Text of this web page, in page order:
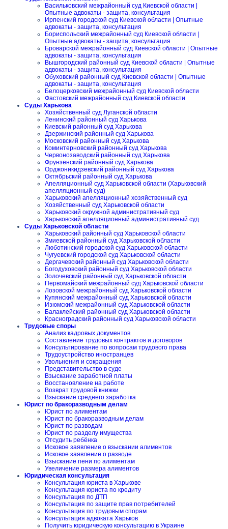
Васильковский межрайонный суд Киевской области |
Опытные адвокаты - защита, консультация
Ирпенский городской суд Киевской области | Опытные
адвокаты - защита, консультация
Бориспольский межрайонный суд Киевской области |
Опытные адвокаты - защита, консультация
Броварской межрайонный суд Киевской области | Опытные
адвокаты - защита, консультация
Вышгородский районный суд Киевской области | Опытные
адвокаты - защита, консультация
Обуховский районный суд Киевской области | Опытные
адвокаты - защита, консультация
Белоцерковский межрайонный суд Киевской области
Фастовский межрайонный суд Киевской области
Суды Харькова
Хозяйственный суд Луганской области
Ленинский районный суд Харькова
Киевский районный суд Харькова
Дзержинский районный суд Харькова
Московский районный суд Харькова
Коминтерновский районный суд Харькова
Червонозаводский районный суд Харькова
Фрунзенский районный суд Харькова
Орджоникидзевский районный суд Харькова
Октябрьский районный суд Харькова
Апелляционный суд Харьковской области (Харьковский
апелляционный суд)
Харьковский апелляционный хозяйственный суд
Хозяйственный суд Харьковской области
Харьковский окружной административный суд
Харьковский апелляционный административный суд
Суды Харьковской области
Харьковский районный суд Харьковской области
Змиевской районный суд Харьковской области
Люботинский городской суд Харьковской области
Чугуевский городской суд Харьковской области
Дергачевский районный суд Харьковской области
Богодуховский районный суд Харьковской области
Золочевский районный суд Харьковской области
Первомайский межрайонный суд Харьковской области
Лозовской межрайонный суд Харьковской области
Купянский межрайонный суд Харьковской области
Изюмский межрайонный суд Харьковской области
Балаклейский районный суд Харьковской области
Красноградский районный суд Харьковской области
Трудовые споры
Анализ кадровых документов
Составление трудовых контрактов и договоров
Консультирование по вопросам трудового права
Трудоустройство иностранцев
Увольнения и сокращения
Представительство в суде
Взыскание заработной платы
Восстановление на работе
Возврат трудовой книжки
Взыскание среднего заработка
Юрист по бракоразводным делам
Юрист по алиментам
Юрист по бракоразводным делам
Юрист по разводам
Юрист по разделу имущества
Отсудить ребёнка
Исковое заявление о взыскании алиментов
Исковое заявление о разводе
Взыскание пени по алиментам
Увеличение размера алиментов
Юридическая консультация
Консультация юриста в Харькове
Консультация юриста по кредиту
Консультация по ДТП
Консультация по защите прав потребителей
Консультация по трудовым спорам
Консультация адвоката Харьков
Получить юридическую консультацию в Украине